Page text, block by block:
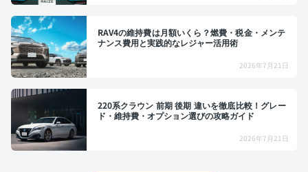
RAV4の維持費は月額いくら？燃費・税金・メンテ
ナンス費用と実践的なレジャー活用術
2026年7月21日
220系クラウン 前期 後期 違いを徹底比較！グレー
ド・維持費・オプション選びの攻略ガイド
2026年7月21日